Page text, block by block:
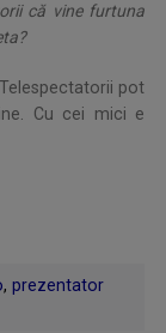
că vine furtuna
pot
Cu cei mici e
, prezentator